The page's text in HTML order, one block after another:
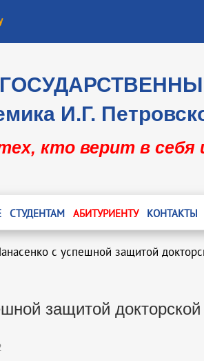
И.Г.
кто верит в себя
СТУДЕНТАМ АБИТУРИЕНТУ КОНТАКТЫ
с успешной защитой
защитой докторской